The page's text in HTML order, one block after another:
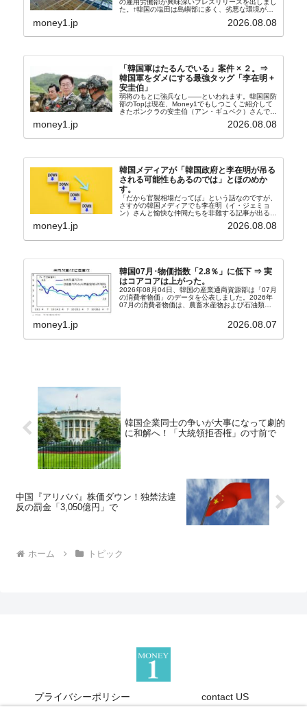
の雇用労働部が興味深いプレスリリースを出しまし
た。↑韓国の塩田は島嶼部に多く、劣悪な環境が一
たといわれます（後述）。これは、いわゆる「塩田
money1.jp 2026.08.08
「韓国軍はたるんでいる」案件 × ２。⇒
韓国軍をダメにする最強タッグ「李在明 +
安圭伯」
弱将のもとに強兵なし――といわれます。韓国国防
部のTopは現在、Money1でもしつこくご紹介して
きたボンクラの安圭伯（アン・ギュベク）さんで
さんと「韓国初の文官上がり」の国防部長官安圭伯
money1.jp 2026.08.08
韓国メディアが「韓国政府と李在明が吊る
される可能性もあるのでは」とほのめか
す。
「だから官製相場だってば」という話なのですが、
さすがの韓国メディアでも李在明（イ・ジェミョ
ン）さんと愉快な仲間たちを非難する記事が出るよ
『朝鮮日報』に面白い記事が出ています。「東西南
money1.jp 2026.08.08
韓国07月･物価指数「2.8％」に低下 ⇒ 実
はコアコアは上がった。
2026年08月04日、韓国の産業通商資源部は「07月
の消費者物価」のデータを公表しました。2026年
07月の消費者物価は、農畜水産物および石油類の
2.8％上昇（06月は3.2％）となり、上昇率は前...
money1.jp 2026.08.07
韓国企業同士の争いが大事になって劇的
に和解へ！「大統領拒否権」の寸前で
中国『アリババ』株価ダウン！独禁法違
反の罰金「3,050億円」で
ホーム トピック
プライバシーポリシー contact US